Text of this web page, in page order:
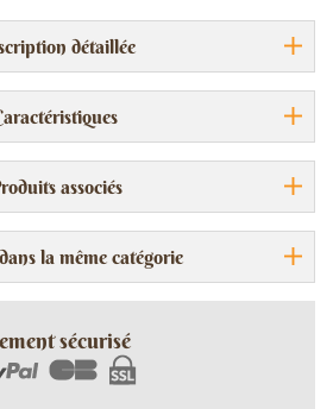
détaillée
associés
la même catégorie
sécurisé